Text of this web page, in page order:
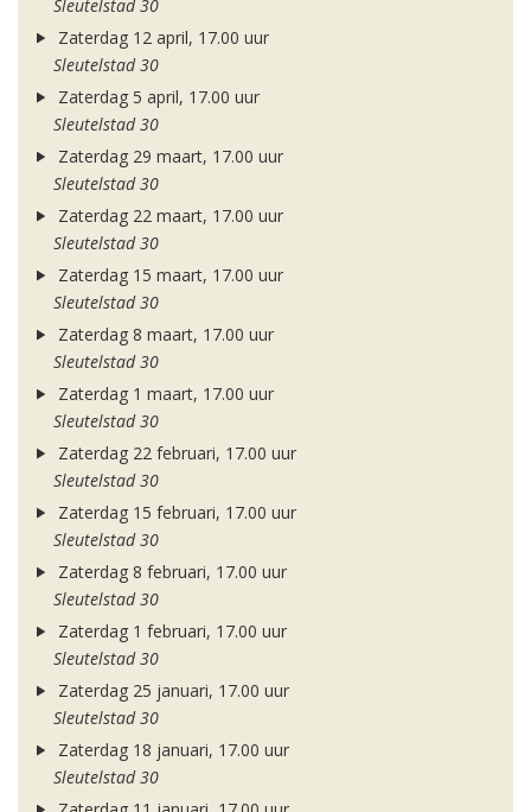
Sleutelstad 30
Zaterdag 12 april, 17.00 uur
Sleutelstad 30
Zaterdag 5 april, 17.00 uur
Sleutelstad 30
Zaterdag 29 maart, 17.00 uur
Sleutelstad 30
Zaterdag 22 maart, 17.00 uur
Sleutelstad 30
Zaterdag 15 maart, 17.00 uur
Sleutelstad 30
Zaterdag 8 maart, 17.00 uur
Sleutelstad 30
Zaterdag 1 maart, 17.00 uur
Sleutelstad 30
Zaterdag 22 februari, 17.00 uur
Sleutelstad 30
Zaterdag 15 februari, 17.00 uur
Sleutelstad 30
Zaterdag 8 februari, 17.00 uur
Sleutelstad 30
Zaterdag 1 februari, 17.00 uur
Sleutelstad 30
Zaterdag 25 januari, 17.00 uur
Sleutelstad 30
Zaterdag 18 januari, 17.00 uur
Sleutelstad 30